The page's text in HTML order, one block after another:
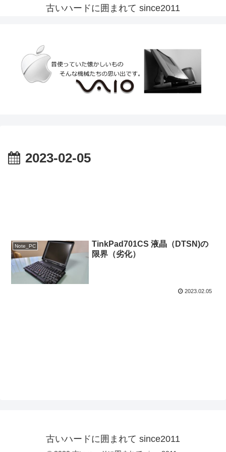
古いハードに囲まれて since2011
2023-02-05
Note_PC
TinkPad701CS 液晶（DTSN)の
限界（劣化）
2023.02.05
古いハードに囲まれて since2011